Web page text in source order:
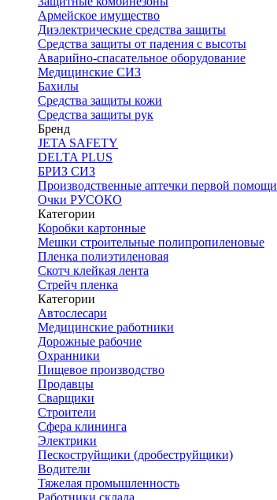
Армейское имущество
Диэлектрические средства защиты
Средства защиты от падения с высоты
Аварийно-спасательное оборудование
Медицинские СИЗ
Бахилы
Средства защиты кожи
Средства защиты рук
Бренд
JETA SAFETY
DELTA PLUS
БРИЗ СИЗ
Производственные аптечки первой
Очки РУСОКО
Категории
Коробки картонные
Мешки строительные полипропиленовые
Пленка полиэтиленовая
Скотч клейкая лента
Стрейч пленка
Категории
Автослесари
Медицинские работники
Дорожные рабочие
Охранники
Пищевое производство
Продавцы
Сварщики
Строители
Сфера клининга
Электрики
Пескоструйщики (дробеструйщики)
Водители
Тяжелая промышленность
Работники склада